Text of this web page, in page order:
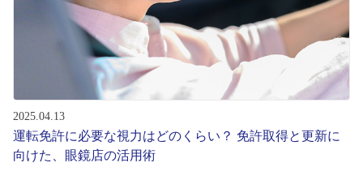
2025.04.13
運転免許に必要な視力はどのくらい？ 免許取得と更新に
向けた、眼鏡店の活用術